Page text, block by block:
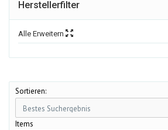
Herstellerfilter
Alle Erweitern
Sortieren:
Items